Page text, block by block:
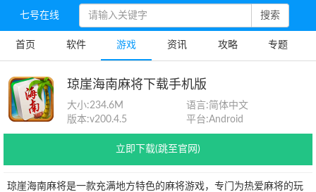
七号在线 搜索
首页 软件 游戏 资讯 攻略 专题
琼崖海南麻将下载手机版
大小:234.6M 语言:简体中文
版本:v200.4.5 平台:Android
立即下载(跳至官网)
琼崖海南麻将是一款充满地方特色的麻将游戏，专门为热爱麻将的玩